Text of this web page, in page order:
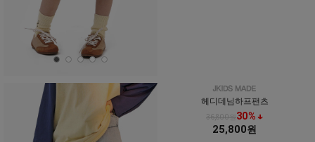
헤디데님하프팬츠
36,800원30% ↓
25,800원